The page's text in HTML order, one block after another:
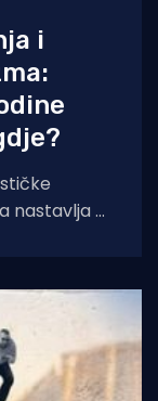
i
nastavlja u